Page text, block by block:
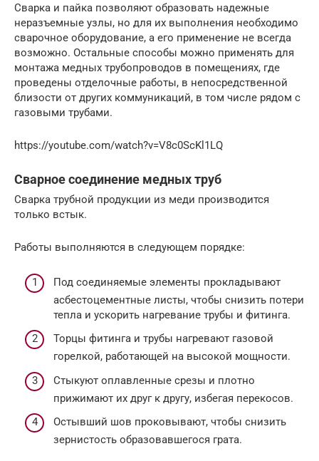
Сварка и пайка позволяют образовать надежные
неразъемные узлы, но для их выполнения необходимо
сварочное оборудование, а его применение не всегда
возможно. Остальные способы можно применять для
монтажа медных трубопроводов в помещениях, где
проведены отделочные работы, в непосредственной
близости от других коммуникаций, в том числе рядом с
газовыми трубами.
https://youtube.com/watch?v=V8c0ScKl1LQ
Сварное соединение медных труб
Сварка трубной продукции из меди производится
только встык.
Работы выполняются в следующем порядке:
Под соединяемые элементы прокладывают
асбестоцементные листы, чтобы снизить потери
тепла и ускорить нагревание трубы и фитинга.
Торцы фитинга и трубы нагревают газовой
горелкой, работающей на высокой мощности.
Стыкуют оплавленные срезы и плотно
прижимают их друг к другу, избегая перекосов.
Остывший шов проковывают, чтобы снизить
зернистость образовавшегося грата.